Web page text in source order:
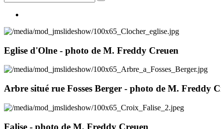
Eglise d'Olne - photo de M. Freddy Creuen
Arbre situé rue Fosses Berger - photo de M. Freddy
Falise - photo de M. Freddy Creuen